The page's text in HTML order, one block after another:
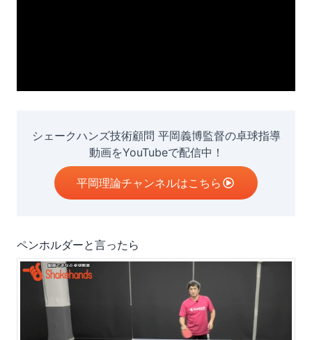
シェークハンズ技術顧問 平岡義博監督の卓球指導
動画をYouTubeで配信中！
平岡理論チャンネルはこちら
ペンホルダーと言ったら